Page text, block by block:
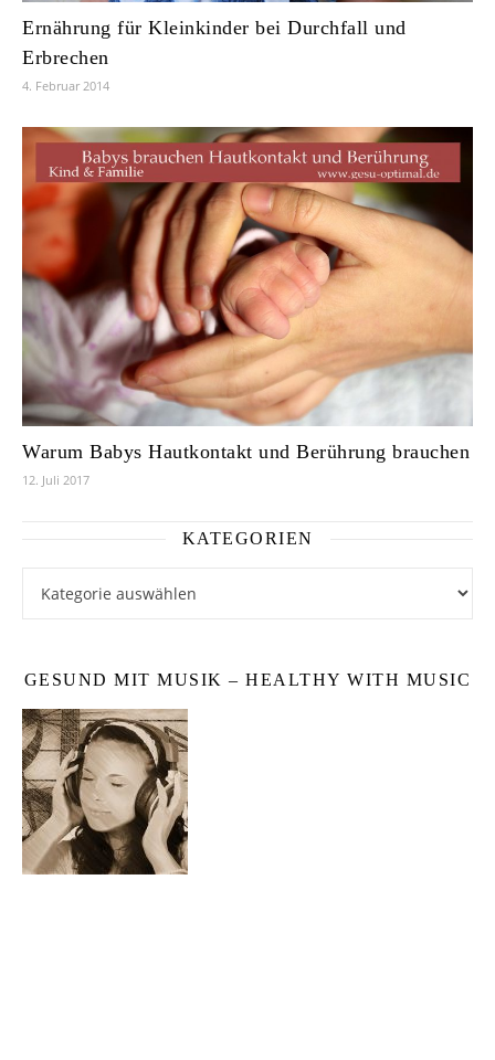
Ernährung für Kleinkinder bei Durchfall und
Erbrechen
4. Februar 2014
Warum Babys Hautkontakt und Berührung brauchen
12. Juli 2017
KATEGORIEN
GESUND MIT MUSIK – HEALTHY WITH MUSIC